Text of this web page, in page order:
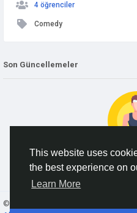
This website uses
the best experience on
Learn More
4 öğrenciler
Comedy
Son Güncellemeler
No
© 2026 AnimeSocial.SU - Первая